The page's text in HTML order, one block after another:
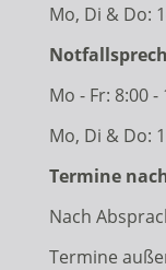
Mo, Di & Do:
Mo - Fr: 8:00 -
Mo, Di & Do:
Termine
Nach
Termine